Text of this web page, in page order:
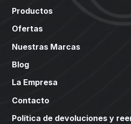
Productos
Ofertas
Nuestras Marcas
Blog
La Empresa
Contacto
Política de devoluciones y